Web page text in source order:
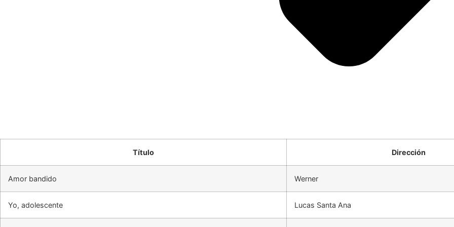
Título Dirección
Amor bandido Werner
Yo, adolescente Lucas Santa Ana